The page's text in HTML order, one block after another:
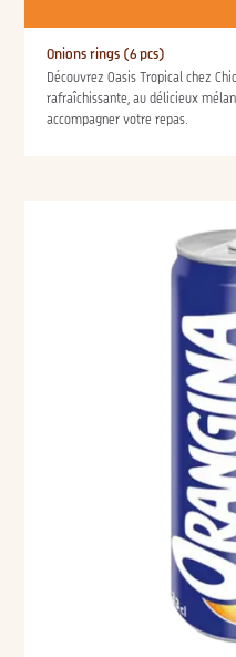
Onions rings (6 pcs)
Découvrez Oasis Tropical chez
rafraîchissante, au délicieux
accompagner votre repas.